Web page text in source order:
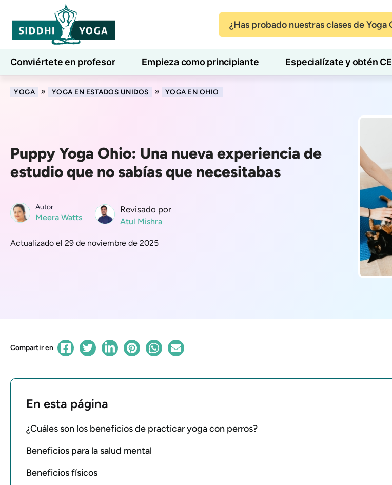
¿Has probado nuestras clases de Yoga
Conviértete en profesor Empieza como principiante Especialízate y obtén CE
7 días de bienestar Blog Aprender
YOGA » YOGA EN ESTADOS UNIDOS » YOGA EN OHIO
Puppy Yoga Ohio: Una nueva experiencia de
estudio que no sabías que necesitabas
Autor
Meera Watts
Revisado por
Atul Mishra
Actualizado el 29 de noviembre de 2025
Compartir en
En esta página
¿Cuáles son los beneficios de practicar yoga con perros?
Beneficios para la salud mental
Beneficios físicos